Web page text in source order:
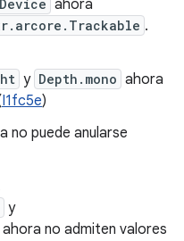
ahora
.
y Depth.mono ahora
I1fc5e)
no puede anularse
y
ahora no admiten valores